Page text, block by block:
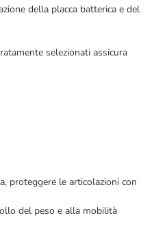
della placca batterica e del
selezionati assicura
proteggere le articolazioni con
del peso e alla mobilità